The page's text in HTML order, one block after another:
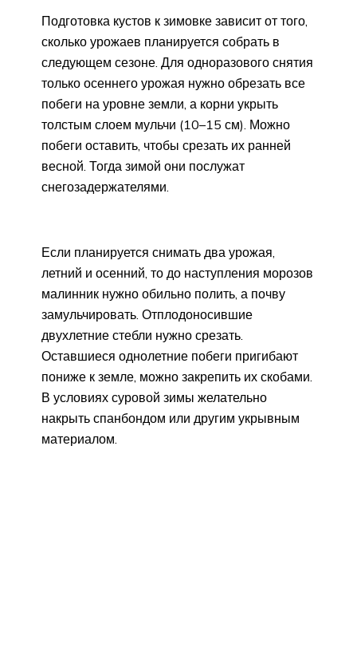
Подготовка кустов к зимовке зависит от того,
сколько урожаев планируется собрать в
следующем сезоне. Для одноразового снятия
только осеннего урожая нужно обрезать все
побеги на уровне земли, а корни укрыть
толстым слоем мульчи (10–15 см). Можно
побеги оставить, чтобы срезать их ранней
весной. Тогда зимой они послужат
снегозадержателями.
Если планируется снимать два урожая,
летний и осенний, то до наступления морозов
малинник нужно обильно полить, а почву
замульчировать. Отплодоносившие
двухлетние стебли нужно срезать.
Оставшиеся однолетние побеги пригибают
пониже к земле, можно закрепить их скобами.
В условиях суровой зимы желательно
накрыть спанбондом или другим укрывным
материалом.